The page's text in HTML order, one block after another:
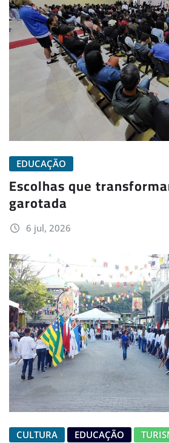
EDUCAÇÃO
Escolhas que
garotada
6 jul, 2026
CULTURA EDUCAÇÃO